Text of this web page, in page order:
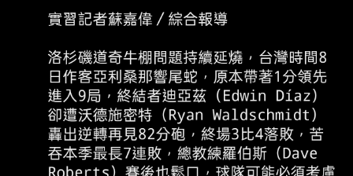
（Andy Pages）敲出左外野超前陽春砲，以3比
2取得領先，不過迪 亞茲9局登